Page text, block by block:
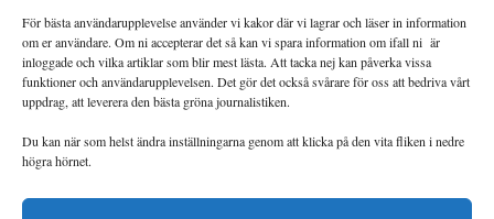
För bästa användarupplevelse använder vi kakor där vi lagrar och läser in information
om er användare. Om ni accepterar det så kan vi spara information om ifall ni är
inloggade och vilka artiklar som blir mest lästa. Att tacka nej kan påverka vissa
funktioner och användarupplevelsen. Det gör det också svårare för oss att bedriva vårt
uppdrag, att leverera den bästa gröna journalistiken.
Du kan när som helst ändra inställningarna genom att klicka på den vita fliken i nedre
högra hörnet.
Landets Fria Tidning är en nyhetstidning med bred bevakning av
det viktigaste som händer lokalt och globalt och med fokus på
omställningsrörelsen. En omställning till ett hållbart samhälle går
både via starka och lika rättigheter för alla människor, minskade
ekonomiska och sociala klyftor, samt utrymme för allt levande att
utvecklas och frodas.